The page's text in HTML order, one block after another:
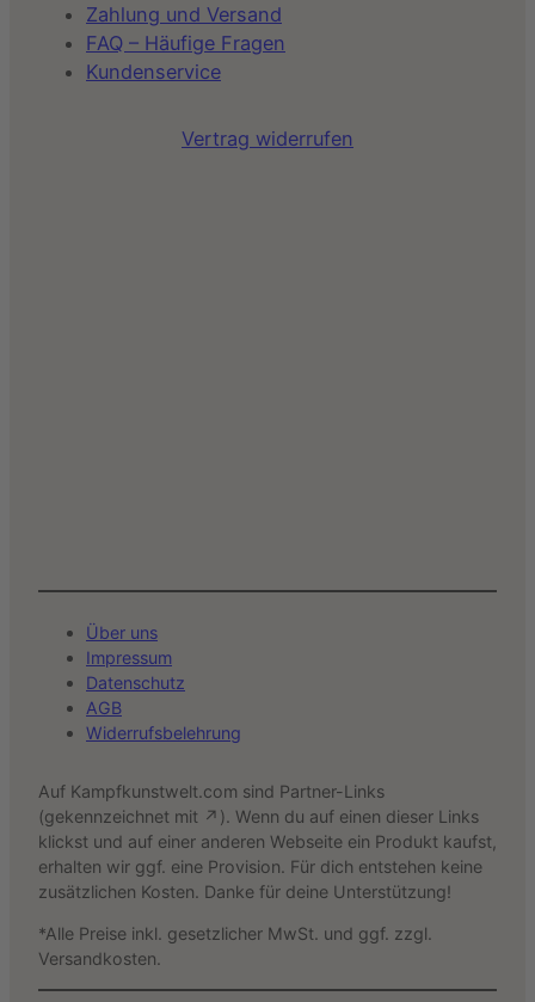
Zahlung und Versand
FAQ – Häufige Fragen
Kundenservice
Vertrag widerrufen
Über uns
Impressum
Datenschutz
AGB
Widerrufsbelehrung
Auf Kampfkunstwelt.com sind Partner-Links
(gekennzeichnet mit ↗). Wenn du auf einen dieser Links
klickst und auf einer anderen Webseite ein Produkt kaufst,
erhalten wir ggf. eine Provision. Für dich entstehen keine
zusätzlichen Kosten. Danke für deine Unterstützung!
*Alle Preise inkl. gesetzlicher MwSt. und ggf. zzgl.
Versandkosten.